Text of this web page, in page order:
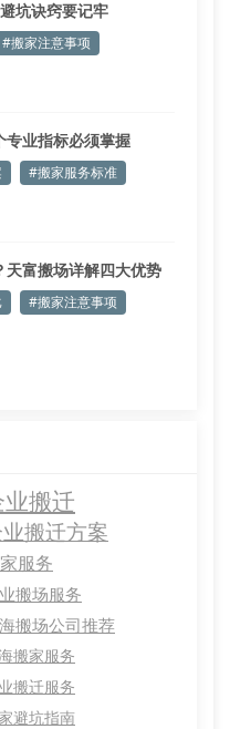
坑诀窍要记牢
#搬家注意事项
专业指标必须掌握
#搬家服务标准
富搬场详解四大优势
#搬家注意事项
搬迁
搬迁方案
服务
搬场服务
搬场公司推荐
搬家服务
搬迁服务
避坑指南